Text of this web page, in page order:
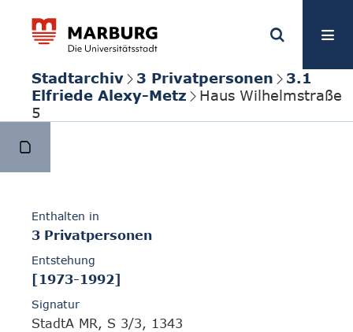
Stadtarchiv 3 Privatpersonen
3.1
Elfriede Alexy-Metz
Haus Wilhelmstraße
5
Enthalten in
3 Privatpersonen
Entstehung
[1973-1992]
Signatur
StadtA MR, S 3/3, 1343